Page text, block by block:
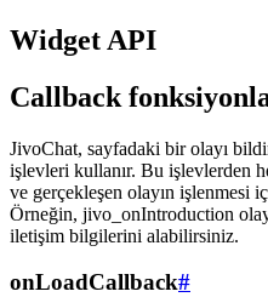
Widget API
Callback
JivoChat, sayfadaki bir olayı
işlevleri kullanır. Bu işlevlerden
ve gerçekleşen olayın işlenmesi
Örneğin, jivo_onIntroduction
iletişim bilgilerini alabilirsiniz.
onLoadCallback#